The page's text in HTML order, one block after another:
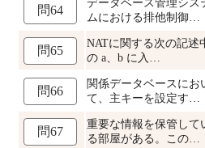
問64
ムにおける排他制御…
問65
NATに関する次の記述
の a、b に入…
問66
関係データベースにお
て、主キーを設定す…
問67
重要な情報を保管して
る部屋がある。この…